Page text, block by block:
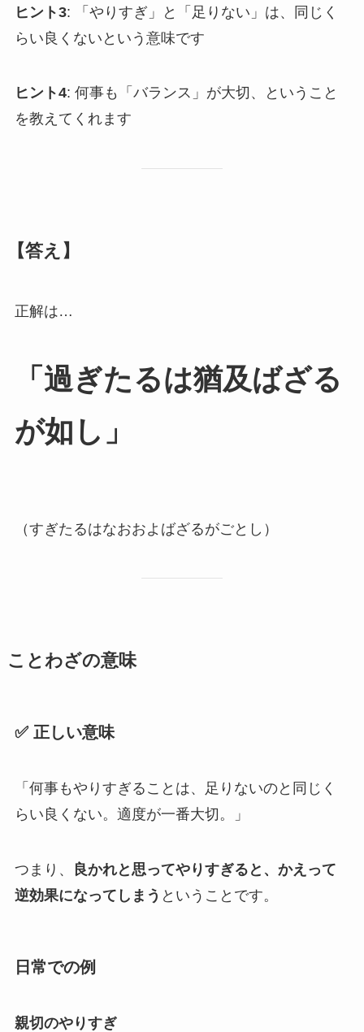
ヒント3: 「やりすぎ」と「足りない」は、同じく
らい良くないという意味です
ヒント4: 何事も「バランス」が大切、ということ
を教えてくれます
【答え】
正解は…
「過ぎたるは猶及ばざる
が如し」
（すぎたるはなおおよばざるがごとし）
ことわざの意味
✅ 正しい意味
「何事もやりすぎることは、足りないのと同じく
らい良くない。適度が一番大切。」
つまり、
良かれと思ってやりすぎると、かえって
逆効果になってしまう ということです。
日常での例
親切のやりすぎ